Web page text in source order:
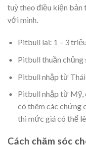
tuỳ theo điều kiện bản
với mình.
Pitbull lai: 1 – 3 triệu
Pitbull thuần chủng
Pitbull nhập từ
Pitbull nhập từ Mỹ,
có thêm các chứng
thì mức giá có thể
Cách chăm sóc